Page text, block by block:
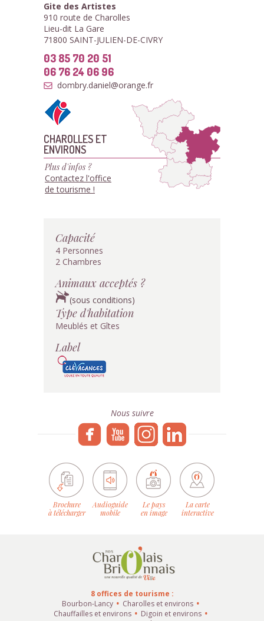
Gite des Artistes
910 route de Charolles
Lieu-dit La Gare
71800 SAINT-JULIEN-DE-CIVRY
03 85 70 20 51
06 76 24 06 96
dombry.daniel@orange.fr
CHAROLLES ET
ENVIRONS
Plus d'infos ?
Contactez l'office
de tourisme !
Capacité
4 Personnes
2 Chambres
Animaux acceptés ?
(sous conditions)
Type d'habitation
Meublés et Gîtes
Label
Nous suivre
Brochure
à télécharger
Audioguide
mobile
Le pays
en image
La carte
interactive
8 offices de tourisme :
Bourbon-Lancy
Charolles et environs
Chauffailles et environs
Digoin et environs